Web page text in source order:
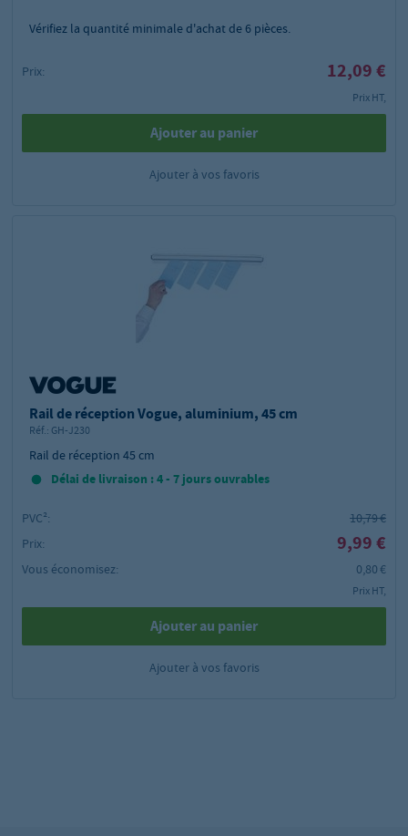
Vérifiez la quantité minimale d'achat de6 pièces.
Prix: 12,09 €
Prix HT,
Ajouter au panier
Ajouter à vos favoris
Rail de réception Vogue, aluminium, 45 cm
Réf.: GH-J230
Rail de réception 45 cm
Délai de livraison : 4 - 7 jours ouvrables
PVC²:
10,79 €
Prix:
9,99 €
Vous économisez: 0,80 €
Prix HT,
Ajouter au panier
Ajouter à vos favoris